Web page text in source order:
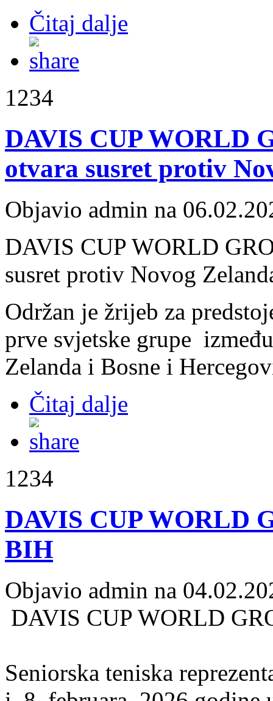
Čitaj dalje
1234
DAVIS CUP WORLD
otvara susret protiv
Objavio admin na
DAVIS CUP WORLD
susret protiv Novog
Održan je žrijeb za
prve svjetske grupe
Zelanda i Bosne i
Čitaj dalje
1234
DAVIS CUP WORLD
BIH
Objavio admin na
DAVIS CUP WORLD
Seniorska teniska